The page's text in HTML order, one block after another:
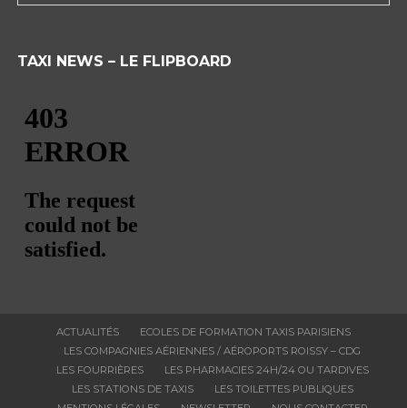
TAXI NEWS – LE FLIPBOARD
ACTUALITÉS
ECOLES DE FORMATION TAXIS PARISIENS
LES COMPAGNIES AÉRIENNES / AÉROPORTS ROISSY – CDG
LES FOURRIÈRES
LES PHARMACIES 24H/24 OU TARDIVES
LES STATIONS DE TAXIS
LES TOILETTES PUBLIQUES